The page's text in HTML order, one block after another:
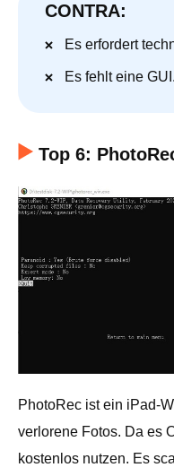
CONTRA:
Es erfordert
Es fehlt eine GUI.
Top 6:
PhotoRec ist ein iPad-
verlorene Fotos. Da es
kostenlos nutzen. Es